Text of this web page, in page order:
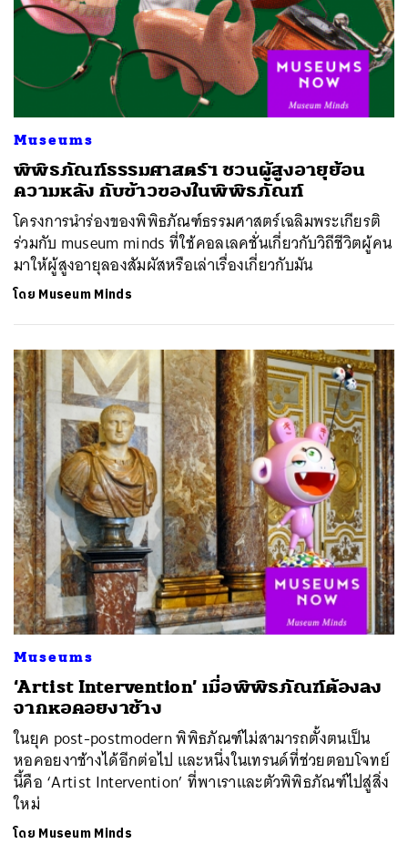
Museums
พิพิธภัณฑ์ธรรมศาสตร์ฯ ชวนผู้สูงอายุย้อน
ความหลัง กับข้าวของในพิพิธภัณฑ์
โครงการนำร่องของพิพิธภัณฑ์ธรรมศาสตร์เฉลิมพระเกียรติ
ร่วมกับ museum minds ที่ใช้คอลเลคชั่นเกี่ยวกับวิถีชีวิตผู้คน
มาให้ผู้สูงอายุลองสัมผัสหรือเล่าเรื่องเกี่ยวกับมัน
โดย Museum Minds
Museums
‘Artist Intervention’ เมื่อพิพิธภัณฑ์ต้องลง
จากหอคอยงาช้าง
ในยุค post-postmodern พิพิธภัณฑ์ไม่สามารถตั้งตนเป็น
หอคอยงาช้างได้อีกต่อไป และหนึ่งในเทรนด์ที่ช่วยตอบโจทย์
นี้คือ ‘Artist Intervention’ ที่พาเราและตัวพิพิธภัณฑ์ไปสู่สิ่ง
ใหม่
โดย Museum Minds
SHARE TWEET LINE EMAIL